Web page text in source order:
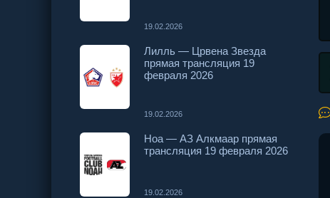
19.02.2026
Лилль — Црвена Звезда
прямая трансляция 19
февраля 2026
19.02.2026
Ноа — АЗ Алкмаар прямая
трансляция 19 февраля 2026
19.02.2026